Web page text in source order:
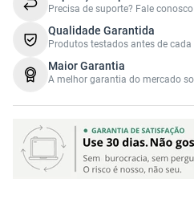
Precisa de suporte? Fale
Qualidade Garantida
Produtos testados antes de cada
Maior Garantia
A melhor garantia do mercado